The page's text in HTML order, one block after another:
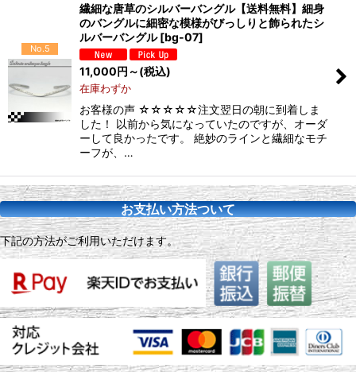
No.5
繊細な唐草のシルバーバングル【送料無料】細身
のバングルに細密な模様がびっしりと飾られたシ
ルバーバングル [bg-07]
11,000円 ～(税込)
在庫わずか
お客様の声 ☆☆☆☆☆注文翌日の朝に到着しま
した！ 以前から気になっていたのですが、オーダ
ーして良かったです。 絶妙のラインと繊細なモチ
ーフが、…
お支払い方法ついて
下記の方法がご利用いただけます。